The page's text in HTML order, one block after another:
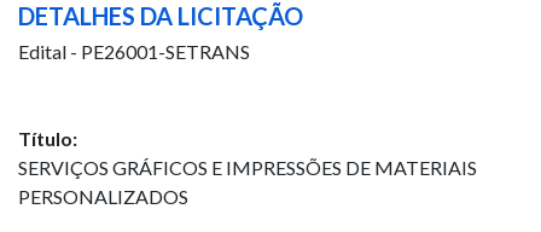
DETALHES DA LICITAÇÃO
Edital - PE26001-SETRANS
Título:
SERVIÇOS GRÁFICOS E IMPRESSÕES DE MATERIAIS
PERSONALIZADOS